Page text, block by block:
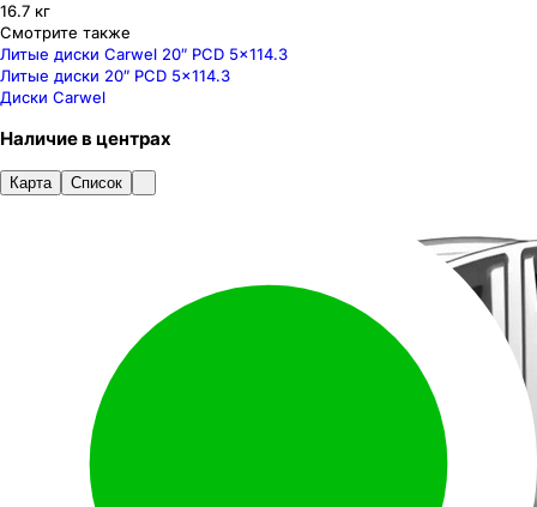
16.7 кг
Смотрите также
Литые диски Carwel 20″ PCD 5x114.3
Литые диски 20″ PCD 5x114.3
Диски Carwel
Наличиев центрах
Карта Список